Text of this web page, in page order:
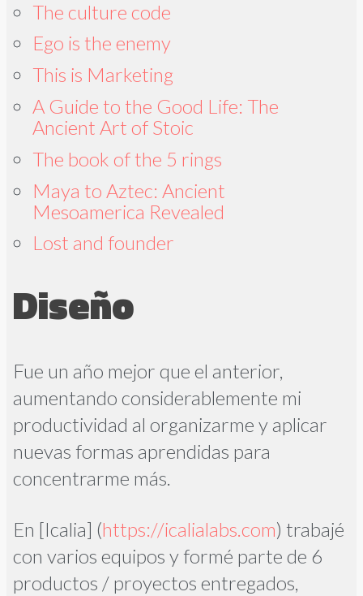
The culture code
Ego is the enemy
This is Marketing
A Guide to the Good Life: The
Ancient Art of Stoic
The book of the 5 rings
Maya to Aztec: Ancient
Mesoamerica Revealed
Lost and founder
Diseño
Fue un año mejor que el anterior,
aumentando considerablemente mi
productividad al organizarme y aplicar
nuevas formas aprendidas para
concentrarme más.
En [Icalia] (https://icalialabs.com) trabajé
con varios equipos y formé parte de 6
productos / proyectos entregados,